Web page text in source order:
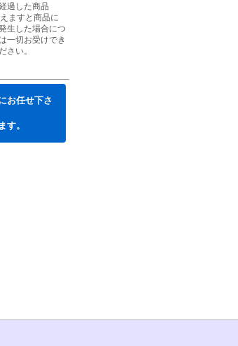
過した商品
ますと商品に
生した場合につ
一切お受けでき
さい。
お任せ下さ
。